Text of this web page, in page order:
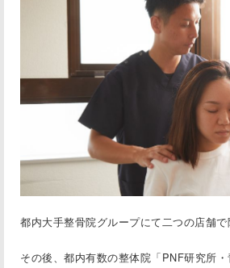
都内大手整骨院グループにて二つの店舗で
その後、都内有数の整体院「PNF研究所